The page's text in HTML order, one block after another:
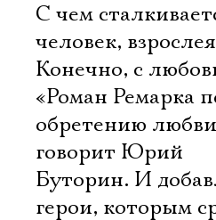
С чем
человек,
Конечно, с
«Роман Ремарка
обретению
говорит Юрий
Буторин. И
герои, которым